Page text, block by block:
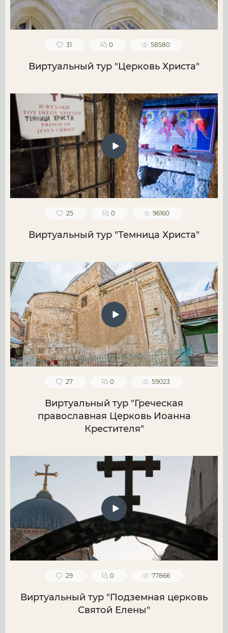
31 0 58580
Виртуальный тур "Церковь Христа"
25 0 96160
Виртуальный тур "Темница Христа"
27 0 59023
Виртуальный тур "Греческая
православная Церковь Иоанна
Крестителя"
29 0 77866
Виртуальный тур "Подземная церковь
Святой Елены"